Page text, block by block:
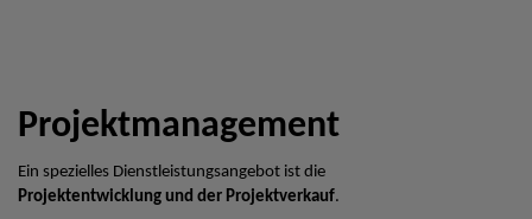
Projektmanagement
Ein spezielles Dienstleistungsangebot ist die
Projektentwicklung und der Projektverkauf.